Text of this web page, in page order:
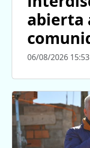
abierta
06/08/2026 15:53